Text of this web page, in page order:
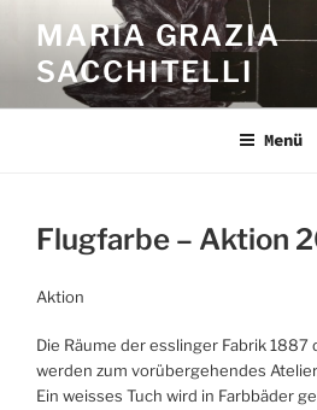
Inhalt
springen
MARIA GRAZIA
SACCHITELLI
Menü
Flugfarbe – Aktion
Aktion
Die Räume der esslinger Fabrik 1887
werden zum vorübergehendes
Ein weisses Tuch wird in Farbbäder